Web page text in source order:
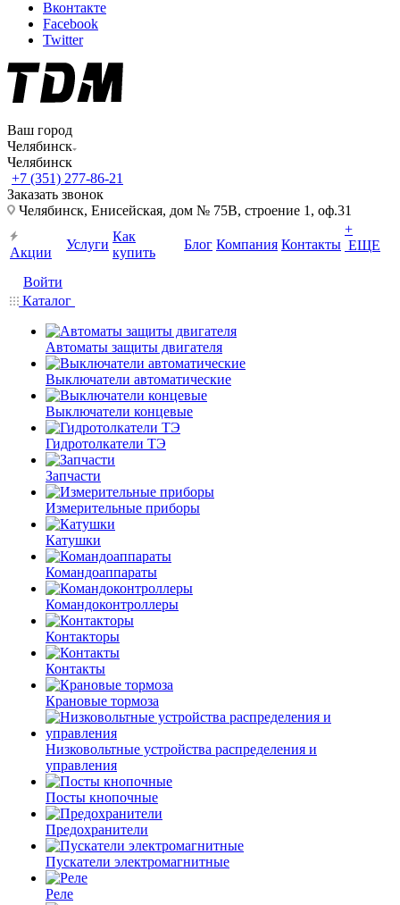
Вконтакте
Facebook
Twitter
Ваш город
Челябинск
Челябинск
+7 (351) 277-86-21
Заказать звонок
Челябинск, Енисейская, дом № 75В, строение 1, оф.31
Акции
Услуги
Как
купить
Блог Компания Контакты
+
ЕЩЕ
Войти
Каталог
Автоматы защиты двигателя
Выключатели автоматические
Выключатели концевые
Гидротолкатели ТЭ
Запчасти
Измерительные приборы
Катушки
Командоаппараты
Командоконтроллеры
Контакторы
Контакты
Крановые тормоза
Низковольтные устройства распределения и
управления
Посты кнопочные
Предохранители
Пускатели электромагнитные
Реле